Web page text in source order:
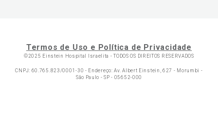
Termos de Uso e Política de Privacidade
©2025 Einstein Hospital Israelita -TODOS OS DIREITOS RESERVADOS
CNPJ: 60.765.823/0001-30 - Endereço: Av. Albert Einstein, 627 - Morumbi -
São Paulo - SP - 05652-000